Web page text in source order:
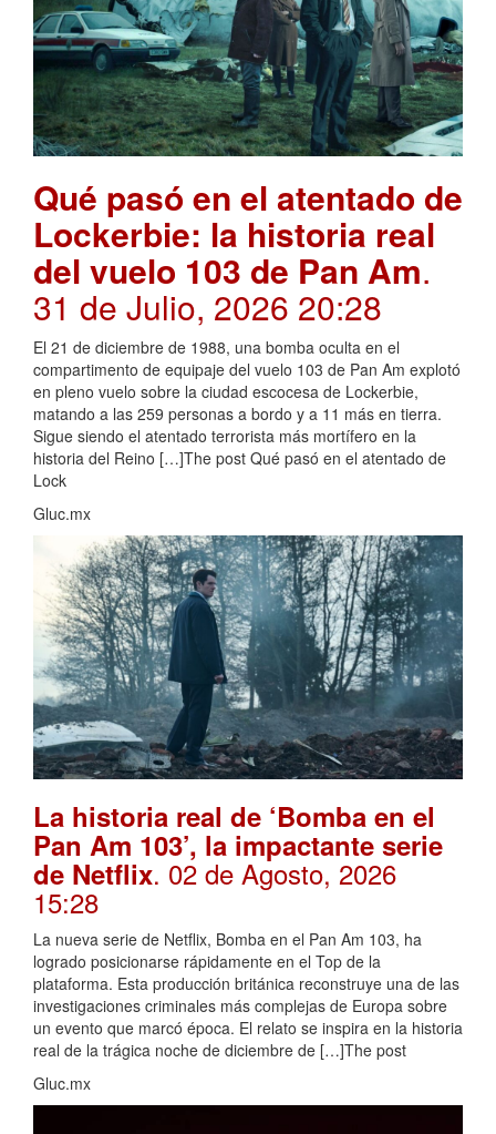
Qué pasó en el atentado de
Lockerbie: la historia real
del vuelo 103 de Pan Am.
31 de Julio, 2026 20:28
El 21 de diciembre de 1988, una bomba oculta en el
compartimento de equipaje del vuelo 103 de Pan Am explotó
en pleno vuelo sobre la ciudad escocesa de Lockerbie,
matando a las 259 personas a bordo y a 11 más en tierra.
Sigue siendo el atentado terrorista más mortífero en la
historia del Reino […]The post Qué pasó en el atentado de
Lock
Gluc.mx
La historia real de ‘Bomba en el
Pan Am 103’, la impactante serie
de Netflix. 02 de Agosto, 2026
15:28
La nueva serie de Netflix, Bomba en el Pan Am 103, ha
logrado posicionarse rápidamente en el Top de la
plataforma. Esta producción británica reconstruye una de las
investigaciones criminales más complejas de Europa sobre
un evento que marcó época. El relato se inspira en la historia
real de la trágica noche de diciembre de […]The post
Gluc.mx